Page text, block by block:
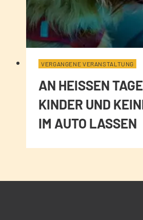
VERGANGENE VERANSTALTUNG
AN HEISSEN
INDER UND
M AUTO LASSEN